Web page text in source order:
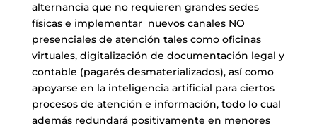
alternancia que no requieren grandes sedes
físicas e implementar nuevos canales NO
presenciales de atención tales como oficinas
virtuales, digitalización de documentación legal y
contable (pagarés desmaterializados), así como
apoyarse en la inteligencia artificial para ciertos
procesos de atención e información, todo lo cual
además redundará positivamente en menores